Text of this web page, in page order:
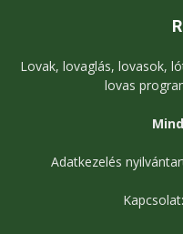
Lovak, lovaglás, lovasok,
lovas
Adatkezelés
Kapcsolat: